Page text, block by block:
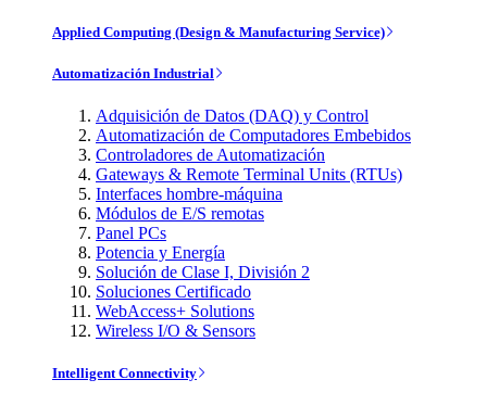
Applied Computing (Design & Manufacturing Service)
Automatización Industrial
Adquisición de Datos (DAQ) y Control
Automatización de Computadores Embebidos
Controladores de Automatización
Gateways & Remote Terminal Units (RTUs)
Interfaces hombre-máquina
Módulos de E/S remotas
Panel PCs
Potencia y Energía
Solución de Clase I, División 2
Soluciones Certificado
WebAccess+ Solutions
Wireless I/O & Sensors
Intelligent Connectivity